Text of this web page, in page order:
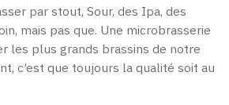
par stout, Sour, des Ipa, des
mais pas que. Une microbrasserie
les plus grands brassins de notre
c’est que toujours la qualité soit au